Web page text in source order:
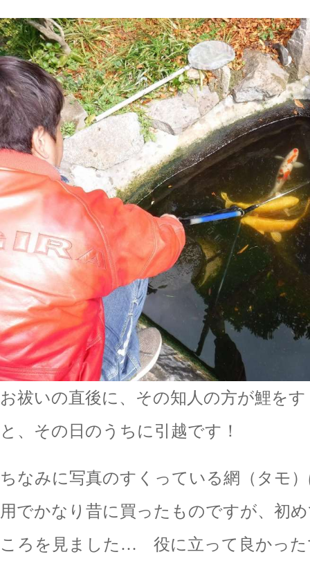
お祓いの直後に、その知人の方が鯉を
と、その日のうちに引越です！
ちなみに写真のすくっている網（タモ
用でかなり昔に買ったものですが、初
ころを見ました… 役に立って良かった